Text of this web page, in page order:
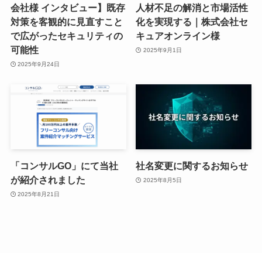
会社様 インタビュー】既存
対策を客観的に見直すこと
で広がったセキュリティの
可能性
2025年9月24日
人材不足の解消と市場活性
化を実現する｜株式会社セ
キュアオンライン様
2025年9月1日
「コンサルGO」にて当社
が紹介されました
2025年8月21日
社名変更に関するお知らせ
2025年8月5日